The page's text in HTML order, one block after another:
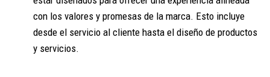
con los valores y promesas de la marca. Esto incluye
desde el servicio al cliente hasta el diseño de productos
y servicios.